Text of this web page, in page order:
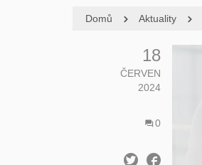
Domů Aktuality
18
ČERVEN
2024
0